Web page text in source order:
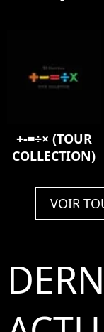
+-=÷× (TOUR
COLLECTION)
VOIR